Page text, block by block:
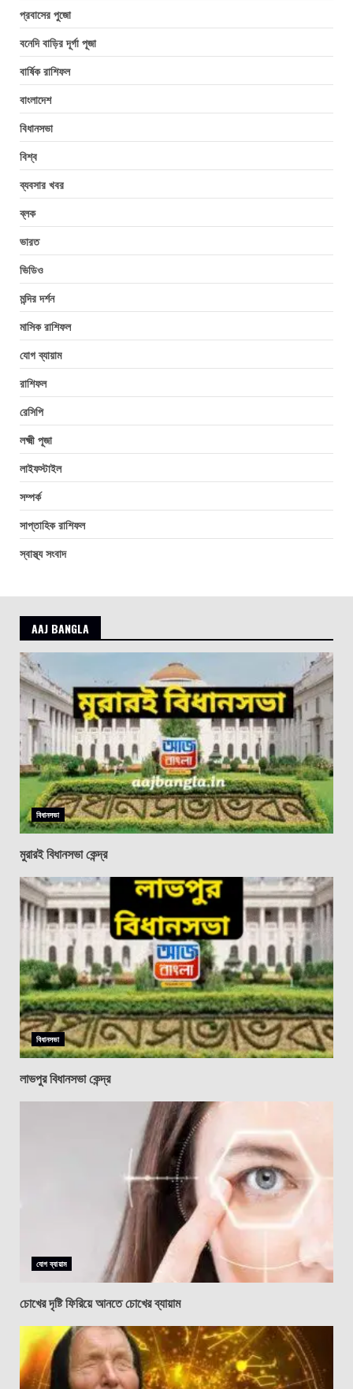
প্রবাসের পুজো
বনেদি বাড়ির দূর্গা পূজা
বার্ষিক রাশিফল
বাংলাদেশ
বিধানসভা
বিশ্ব
ব্যবসার খবর
ব্লক
ভারত
ভিডিও
মন্দির দর্শন
মাসিক রাশিফল
যোগ ব্যায়াম
রাশিফল
রেসিপি
লক্ষ্মী পূজা
লাইফস্টাইল
সম্পর্ক
সাপ্তাহিক রাশিফল
স্বাস্থ্য সংবাদ
AAJ BANGLA
বিধানসভা
মুরারই বিধানসভা কেন্দ্র
বিধানসভা
লাভপুর বিধানসভা কেন্দ্র
যোগ ব্যায়াম
চোখের দৃষ্টি ফিরিয়ে আনতে চোখের ব্যায়াম